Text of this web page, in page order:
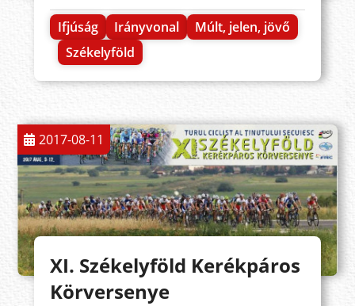
Ifjúság Irányvonal
Múlt, jelen, jövő
Székelyföld
2017-08-11
XI. Székelyföld Kerékpáros
Körversenye